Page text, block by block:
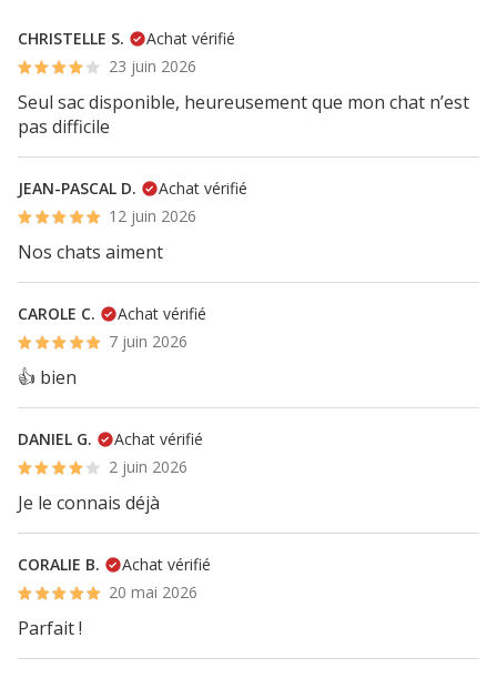
CHRISTELLE S.
Achat vérifié
23 juin 2026
Seul sac disponible, heureusement que mon chat n’est
pas difficile
JEAN-PASCAL D.
Achat vérifié
12 juin 2026
Nos chats aiment
CAROLE C.
Achat vérifié
7 juin 2026
👍 bien
DANIEL G.
Achat vérifié
2 juin 2026
Je le connais déjà
CORALIE B.
Achat vérifié
20 mai 2026
Parfait !